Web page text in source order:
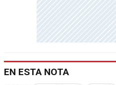
EN ESTA NOTA